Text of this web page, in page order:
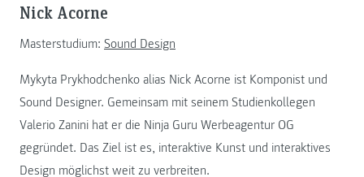
Nick Acorne
Masterstudium: Sound Design
Mykyta Prykhodchenko alias Nick Acorne ist Komponist und
Sound Designer. Gemeinsam mit seinem Studienkollegen
Valerio Zanini hat er die Ninja Guru Werbeagentur OG
gegründet. Das Ziel ist es, interaktive Kunst und interaktives
Design möglichst weit zu verbreiten.